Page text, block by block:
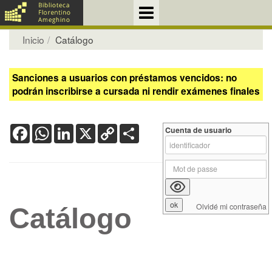
Inicio Catálogo
Sanciones a usuarios con préstamos vencidos: no
podrán inscribirse a cursada ni rendir exámenes finales
FacebookWhatsApp
LinkedIn
X Copy
Link
Catálogo
Cuenta de usuario
Olvidé mi contraseña